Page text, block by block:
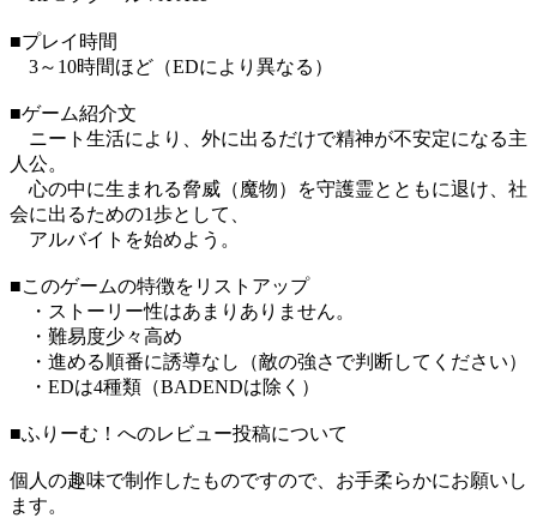
■プレイ時間
3～10時間ほど（EDにより異なる）
■ゲーム紹介文
ニート生活により、外に出るだけで精神が不安定になる主
人公。
心の中に生まれる脅威（魔物）を守護霊とともに退け、社
会に出るための1歩として、
アルバイトを始めよう。
■このゲームの特徴をリストアップ
・ストーリー性はあまりありません。
・難易度少々高め
・進める順番に誘導なし（敵の強さで判断してください）
・EDは4種類（BADENDは除く）
■ふりーむ！へのレビュー投稿について
個人の趣味で制作したものですので、お手柔らかにお願いし
ます。